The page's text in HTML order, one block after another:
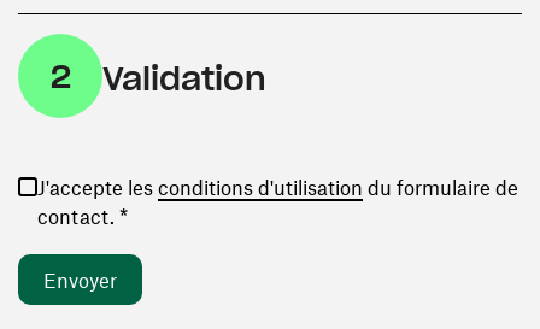
2 Validation
J'accepte les conditions d'utilisation (ouvre une
du formulaire de
contact. *